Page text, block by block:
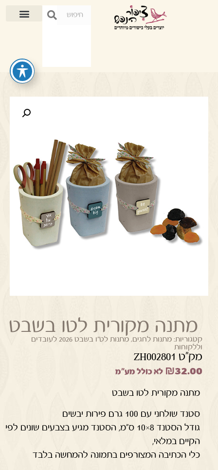
מתנה מקורית לטו בשבט
קטגוריות: מתנות לחגים,
מתנות לט"ו בשבט 2026 לעובדים
וללקוחות
מק"ט ZH002801
₪32.00 לא כולל מע"מ
מתנה מקורית לטו בשבט
סטנד שולחני עם 100 גרם פירות יבשים
גודל הסטנד 8×10 ס"מ, הסטנד מגיע בצבעים שונים לפי
הקיים במלאי,
כלי הכתיבה המצורפים בתמונה להמחשה בלבד